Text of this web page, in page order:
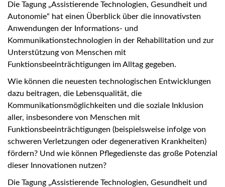
Die Tagung „Assistierende Technologien, Gesundheit und
Autonomie“ hat einen Überblick über die innovativsten
Anwendungen der Informations- und
Kommunikationstechnologien in der Rehabilitation und zur
Unterstützung von Menschen mit
Funktionsbeeinträchtigungen im Alltag gegeben.
Wie können die neuesten technologischen Entwicklungen
dazu beitragen, die Lebensqualität, die
Kommunikationsmöglichkeiten und die soziale Inklusion
aller, insbesondere von Menschen mit
Funktionsbeeinträchtigungen (beispielsweise infolge von
schweren Verletzungen oder degenerativen Krankheiten)
fördern? Und wie können Pflegedienste das große Potenzial
dieser Innovationen nutzen?
Die Tagung „Assistierende Technologien, Gesundheit und